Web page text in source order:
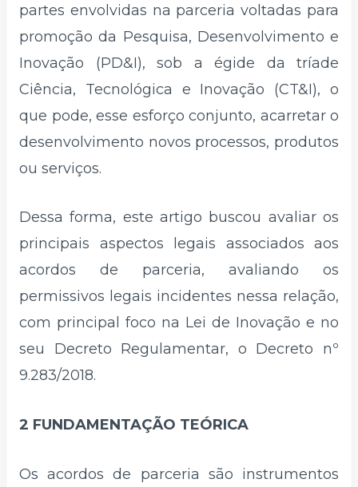
partes envolvidas na parceria voltadas para
promoção da Pesquisa, Desenvolvimento e
Inovação (PD&I), sob a égide da tríade
Ciência, Tecnológica e Inovação (CT&I), o
que pode, esse esforço conjunto, acarretar o
desenvolvimento novos processos, produtos
ou serviços.
Dessa forma, este artigo buscou avaliar os
principais aspectos legais associados aos
acordos de parceria, avaliando os
permissivos legais incidentes nessa relação,
com principal foco na Lei de Inovação e no
seu Decreto Regulamentar, o Decreto nº
9.283/2018.
2 FUNDAMENTAÇÃO TEÓRICA
Os acordos de parceria são instrumentos